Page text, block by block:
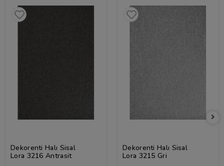
Dekorenti Halı Sisal
Lora 3216 Antrasit
Dekorenti Halı Sisal
Lora 3215 Gri